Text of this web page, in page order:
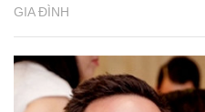
GIA ĐÌNH